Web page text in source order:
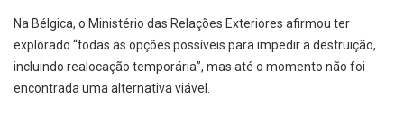
Na Bélgica, o Ministério das Relações Exteriores afirmou ter
explorado “todas as opções possíveis para impedir a destruição,
incluindo realocação temporária”, mas até o momento não foi
encontrada uma alternativa viável.